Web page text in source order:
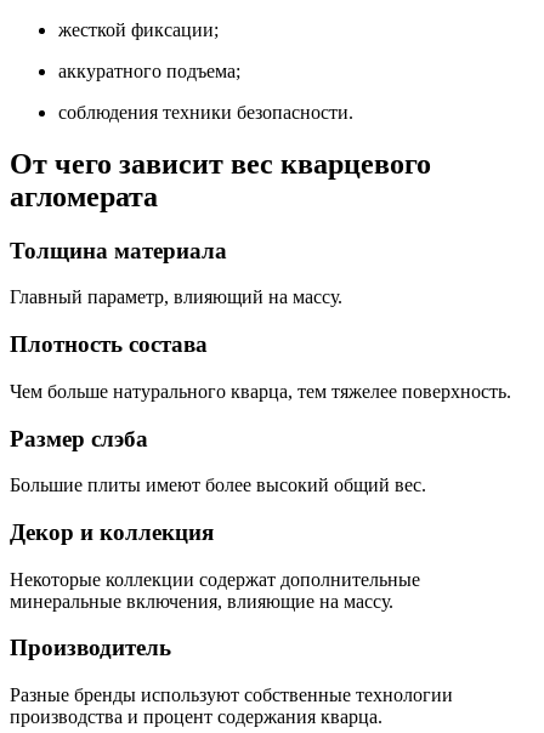
жесткой фиксации;
аккуратного подъема;
соблюдения техники безопасности.
От чего зависит вес кварцевого
агломерата
Толщина материала
Главный параметр, влияющий на массу.
Плотность состава
Чем больше натурального кварца, тем тяжелее поверхность.
Размер слэба
Большие плиты имеют более высокий общий вес.
Декор и коллекция
Некоторые коллекции содержат дополнительные
минеральные включения, влияющие на массу.
Производитель
Разные бренды используют собственные технологии
производства и процент содержания кварца.